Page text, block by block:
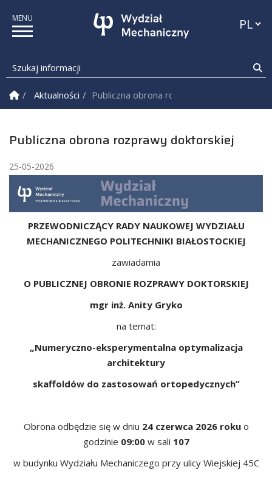
Szukaj informacji
Strona Główna
Aktualności Publiczna obrona rozprawy doktorskiej
Publiczna obrona rozprawy doktorskiej
25-05-2026
PRZEWODNICZĄCY RADY NAUKOWEJ WYDZIAŁU
MECHANICZNEGO POLITECHNIKI BIAŁOSTOCKIEJ
zawiadamia
O PUBLICZNEJ OBRONIE ROZPRAWY DOKTORSKIEJ
mgr inż. Anity Gryko
na temat:
„Numeryczno-eksperymentalna optymalizacja
architektury
skaffoldów do zastosowań ortopedycznych”
Obrona odbędzie się w dniu 24 czerwca 2026 rokuo
godzinie 09:00w sali 107
w budynku Wydziału Mechaniczego przy ulicy Wiejskiej 45C